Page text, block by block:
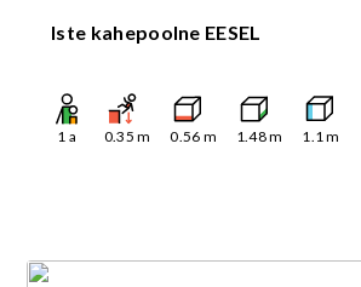
Iste kahepoolne EESEL
1 a 0.35 m 0.56 m 1.48m 1.1m